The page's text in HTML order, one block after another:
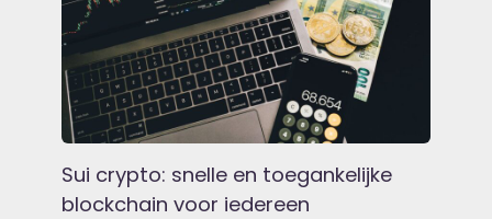
Sui crypto: snelle en toegankelijke
blockchain voor iedereen